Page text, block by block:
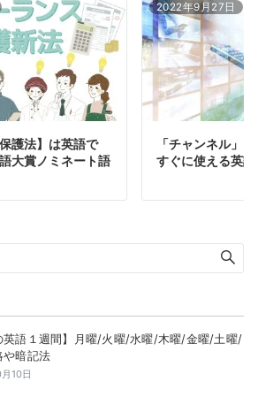
護法】は英語で
大賞ノミネート語
2022年9月27日
「チャンネル」
すぐに使える英
英語１週間】月曜/火曜/水曜/木曜/金曜/土曜/
や暗記法
10日